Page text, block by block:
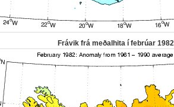
Frávik frá meðalhita í febrúar 1982